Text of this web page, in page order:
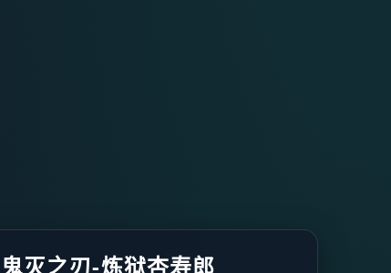
鬼灭之刃-炼狱杏寿郎